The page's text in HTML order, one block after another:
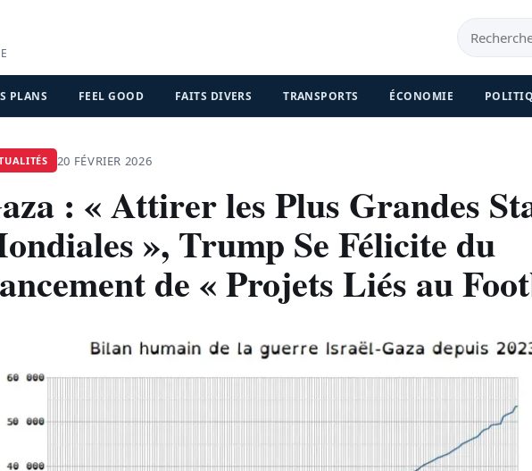
PLANS FEEL GOOD FAITS DIVERS TRANSPORTS ÉCONOMIE
20 FÉVRIER 2026
: « Attirer les Plus Grandes
», Trump Se Félicite du
de « Projets Liés au